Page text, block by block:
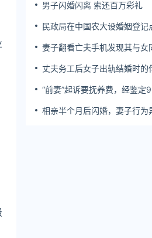
男子闪婚闪离 索还百万彩礼
民政局在中国农大设婚姻登记
妻子翻看亡夫手机发现其与女
丈夫务工后女子出轨结婚时的
“前妻”起诉要抚养费，经鉴定
相亲半个月后闪婚，妻子行为